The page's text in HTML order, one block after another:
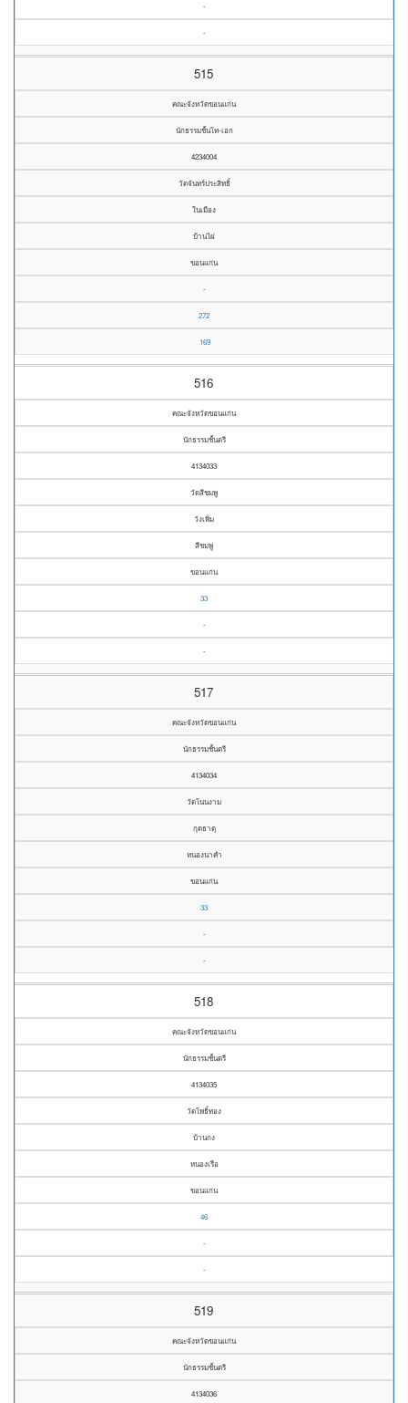
-
-
515
คณะจังหวัดขอนแก่น
นักธรรมชั้นโท-เอก
4234004
วัดจันทร์ประสิทธิ์
ในเมือง
บ้านไผ่
ขอนแก่น
-
272
169
516
คณะจังหวัดขอนแก่น
นักธรรมชั้นตรี
4134033
วัดสีชมพู
วังเพิ่ม
สีชมพู
ขอนแก่น
33
-
-
517
คณะจังหวัดขอนแก่น
นักธรรมชั้นตรี
4134034
วัดโนนงาม
กุดธาตุ
หนองนาคำ
ขอนแก่น
33
-
-
518
คณะจังหวัดขอนแก่น
นักธรรมชั้นตรี
4134035
วัดโพธิ์ทอง
บ้านกง
หนองเรือ
ขอนแก่น
46
-
-
519
คณะจังหวัดขอนแก่น
นักธรรมชั้นตรี
4134036